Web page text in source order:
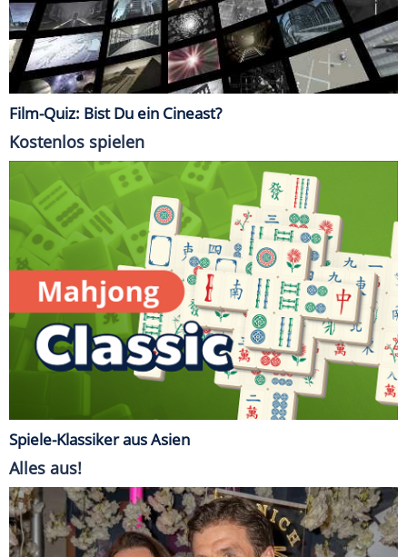
Film-Quiz: Bist Du ein Cineast?
Kostenlos spielen
Spiele-Klassiker aus Asien
Alles aus!